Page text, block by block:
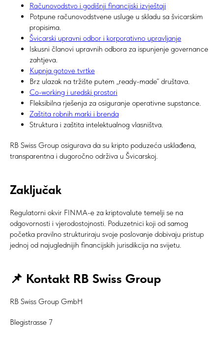
Računovodstvo i godišnji financijski izvještaji
Potpune računovodstvene usluge u skladu sa švicarskim
propisima.
Švicarski upravni odbor i korporativno upravljanje
Iskusni članovi upravnih odbora za ispunjenje governance
zahtjeva.
Kupnja gotove tvrtke
Brz ulazak na tržište putem „ready-made“ društava.
Co-working i uredski prostori
Fleksibilna rješenja za osiguranje operativne supstance.
Zaštita robnih marki i brenda
Struktura i zaštita intelektualnog vlasništva.
RB Swiss Group osigurava da su kripto poduzeća usklađena,
transparentna i dugoročno održiva u Švicarskoj.
Zaključak
Regulatorni okvir FINMA-e za kriptovalute temelji se na
odgovornosti i vjerodostojnosti. Poduzetnici koji od samog
početka pravilno strukturiraju svoje poslovanje dobivaju pristup
jednoj od najuglednijih financijskih jurisdikcija na svijetu.
📌 Kontakt RB Swiss Group
RB Swiss Group GmbH
Blegistrasse 7